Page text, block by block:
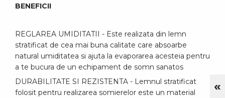
BENEFICII
REGLAREA UMIDITATII - Este realizata din lemn
stratificat de cea mai buna calitate care absoarbe
natural umiditatea si ajuta la evaporarea acesteia pentru
a te bucura de un echipament de somn sanatos
DURABILITATE SI REZISTENTA - Lemnul stratificat
folosit pentru realizarea somierelor este un material
«